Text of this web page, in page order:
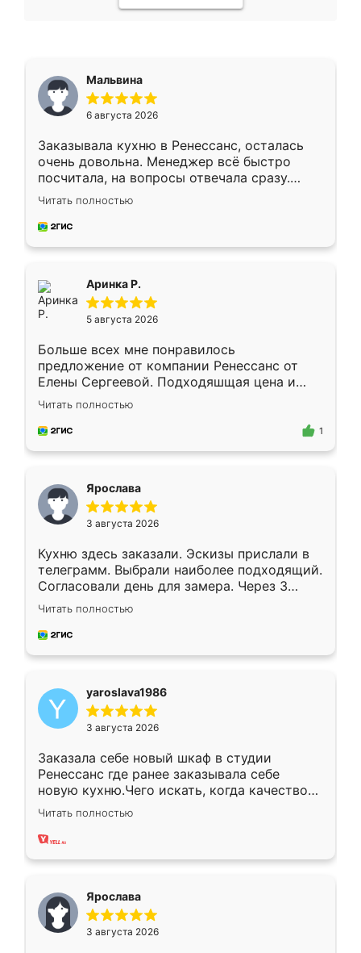
Мальвина
6 августа 2026
Заказывала кухню в Ренессанс, осталась
очень довольна. Менеджер всё быстро
посчитала, на вопросы отвечала сразу.
Замерщик приехал в субботу, подошёл к
делу со всей ответственностью. Собрали
за день, ребята работали аккуратно, даже
Читать полностью
Аринка Р.
5 августа 2026
Больше всех мне понравилось
предложение от компании Ренессанс от
Елены Сергеевой. Подходяшщая цена и
короткие сроки изготовления. Приехавший
для замера сотрудник Владислав
предложил по моему эскизу самый
Читать полностью
1
Ярослава
3 августа 2026
Кухню здесь заказали. Эскизы прислали в
телеграмм. Выбрали наиболее подходящий.
Согласовали день для замера. Через 3
недели кухня была уже готова. Остались
довольны работой. Спасибо Ренессанс
мебель за качественную работу!
Читать полностью
yaroslava1986
3 августа 2026
Заказала себе новый шкаф в студии
Ренессанс где ранее заказывала себе
новую кухню.Чего искать, когда качеством
вполне довольна. Служит кухня уже почти
два года, нареканий нет.
Читать полностью
Ярослава
3 августа 2026